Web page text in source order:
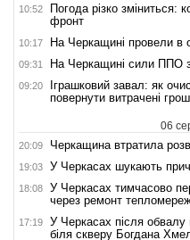
10:52
Погода різко зміниться:
фронт
10:17 На Черкащині провели в
09:31 На Черкащині сили ППО
09:20
Іграшковий завал: як
повернути витрачені
06
20:09 Черкащина втратила
19:03 У Черкасах шукають
18:08
У Черкасах тимчасово
через ремонт
17:19
У Черкасах після обвалу
біля скверу Богдана